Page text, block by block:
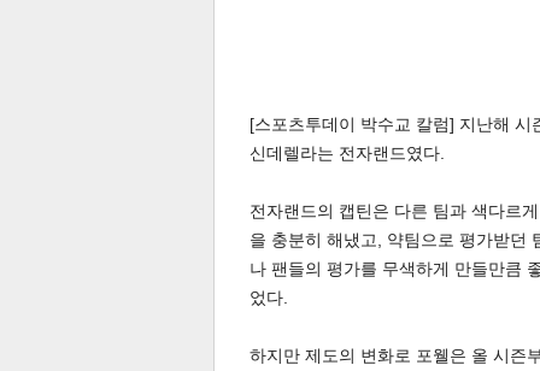
[스포츠투데이 박수교 칼럼] 지난해
신데렐라는 전자랜드였다.
전자랜드의 캡틴은 다른 팀과 색다르
을 충분히 해냈고, 약팀으로 평가받던
나 팬들의 평가를 무색하게 만들만큼
었다.
하지만 제도의 변화로 포웰은 올 시즌